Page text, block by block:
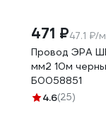
471 ₽47.1 ₽/м
Провод ЭРА
мм2 10м
Б0058851
4.6(25)